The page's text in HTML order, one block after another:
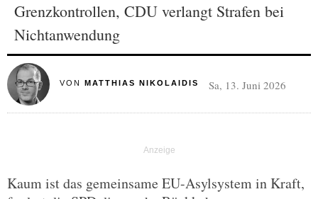
Grenzkontrollen, CDU verlangt Strafen bei
Nichtanwendung
VON MATTHIAS NIKOLAIDIS Sa, 13. Juni 2026
Kaum ist das gemeinsame EU-Asylsystem in Kraft,